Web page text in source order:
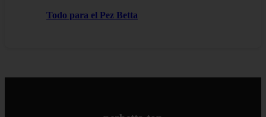
Todo para el Pez Betta